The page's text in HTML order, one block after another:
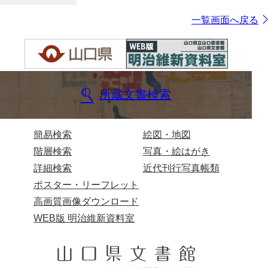
一覧画面へ戻る
所蔵文書検索
簡易検索
階層検索
詳細検索
絵図・地図
写真・絵はがき
近代刊行写真帳類
ポスター・リーフレット
高画質画像ダウンロード
WEB版 明治維新資料室